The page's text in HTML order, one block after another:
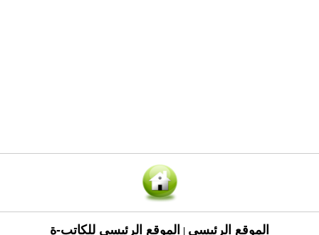
الموقع الرئيسي الموقع الرئيسي للكاتب-ة